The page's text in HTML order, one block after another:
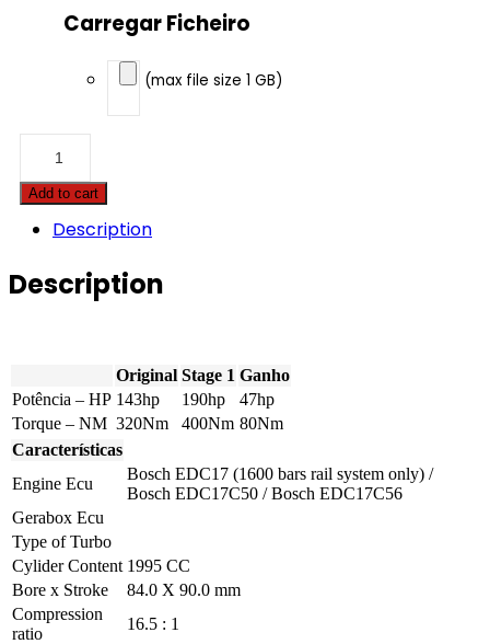
Carregar Ficheiro
(max file size 1 GB)
4
serie
143hp
quantity
Add to cart
Description
Description
Original Stage 1 Ganho
Potência – HP 143hp 190hp
47hp
Torque – NM 320Nm 400Nm 80Nm
Características
Engine Ecu
Bosch EDC17 (1600 bars rail system only) /
Bosch EDC17C50 / Bosch EDC17C56
Gerabox Ecu
Type of Turbo
Cylider Content 1995 CC
Bore x Stroke
84.0 X 90.0 mm
Compression
ratio
16.5 : 1